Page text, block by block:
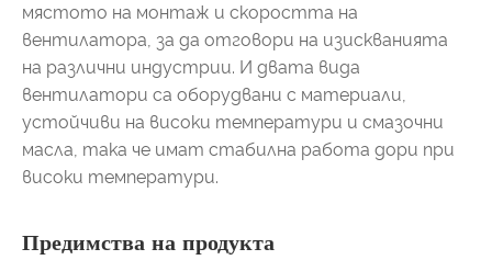
мястото на монтаж и скоростта на
вентилатора, за да отговори на изискванията
на различни индустрии. И двата вида
вентилатори са оборудвани с материали,
устойчиви на високи температури и смазочни
масла, така че имат стабилна работа дори при
високи температури.
Предимства на продукта